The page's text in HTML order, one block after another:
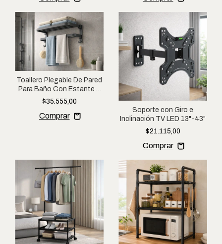
Toallero Plegable De Pared
Para Baño Con Estante Y
Doble Barral Gris
$35.555,00
Soporte con Giro e
Inclinación TV LED 13"-43"
$21.115,00